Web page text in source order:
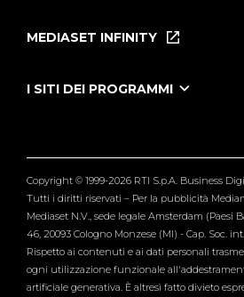
Le Iene Presentano Inside
Tutti i servizi
MEDIASET INFINITY
I SITI DEI PROGRAMMI
Verissimo
Copyright © 1999-2026 RTI S.p.A. Business
Tutti i diritti riservati – Per la pubblicità
Mediaset N.V., sede legale Amsterdam (Paesi
46, 20093 Cologno Monzese (MI) - Cap. Soc.
Rispetto ai contenuti e ai dati personali
ogni utilizzazione funzionale
artificiale generativa. È altresì fatto divieto